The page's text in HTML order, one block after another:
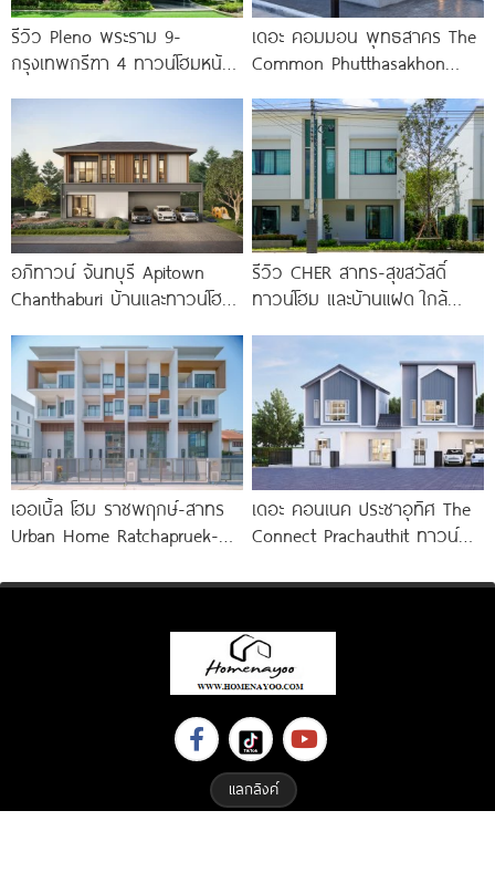
รีวิว Pleno พระราม 9-
กรุงเทพกรีฑา 4 ทาวน์โฮมหน้า
เดอะ คอมมอน พุทธสาคร The
Common Phutthasakhon
อภิทาวน์ จันทบุรี Apitown
Chanthaburi บ้านและทาวน์โฮม
Fitness 24
รีวิว CHER สาทร-สุขสวัสดิ์
ทาวน์โฮม และบ้านแฝด ใกล้
ใต้ สถานีแยกประชาอุทิศ เริ่ม
เออเบิ้ล โฮม ราชพฤกษ์-สาทร
Urban Home Ratchapruek-
ใกล้
เดอะ คอนเนค ประชาอุทิศ The
Connect Prachauthit ทาวน์
ศักยภาพซอยสุขสวัสดิ์ 78 ราคา
แลกลิงค์